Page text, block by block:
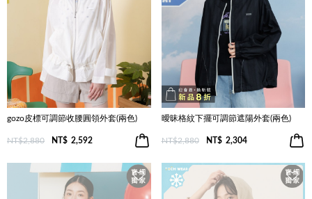
gozo皮標可調節收腰圓領外套(兩色)
NT$2,880 NT$ 2,592
曖昧格紋下擺可調節遮陽外套(兩色)
NT$2,880 NT$ 2,304